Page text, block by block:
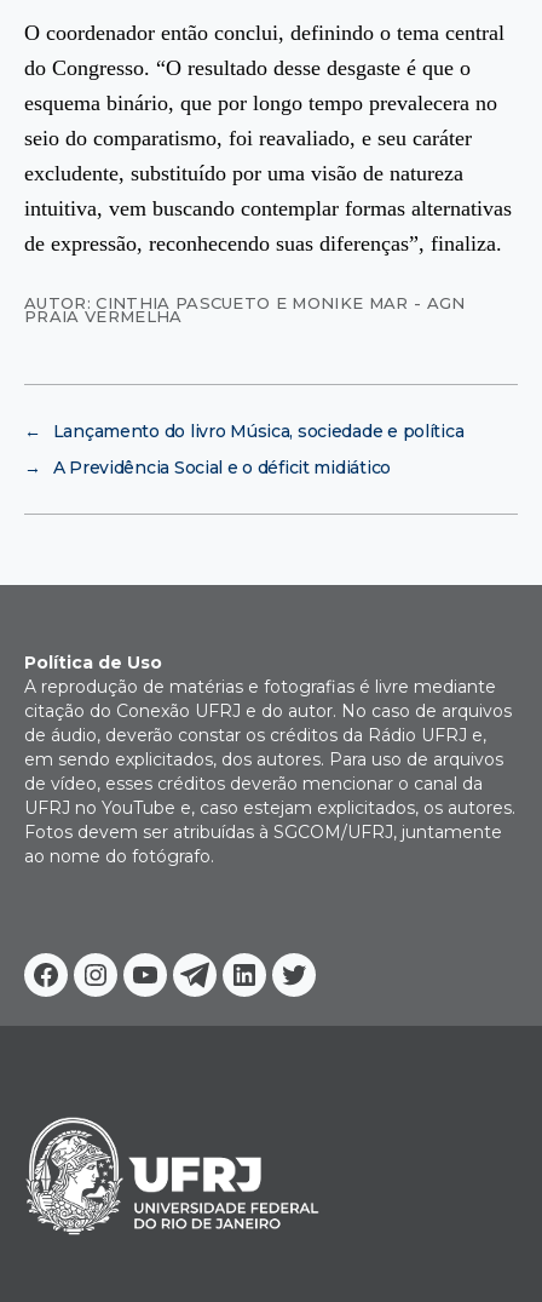
O coordenador então conclui, definindo o tema central
do Congresso. “O resultado desse desgaste é que o
esquema binário, que por longo tempo prevalecera no
seio do comparatismo, foi reavaliado, e seu caráter
excludente, substituído por uma visão de natureza
intuitiva, vem buscando contemplar formas alternativas
de expressão, reconhecendo suas diferenças”, finaliza.
AUTOR: CINTHIA PASCUETO E MONIKE MAR - AGN
PRAIA VERMELHA
←
Lançamento do livro Música, sociedade e política
→
A Previdência Social e o déficit midiático
Facebook
Instagram
YoutubeTelegram
Linkedin
Twitter
Política de Uso
A reprodução de matérias e fotografias é livre mediante
citação do Conexão UFRJ e do autor. No caso de arquivos
de áudio, deverão constar os créditos da Rádio UFRJ e,
em sendo explicitados, dos autores. Para uso de arquivos
de vídeo, esses créditos deverão mencionar o canal da
UFRJ no YouTube e, caso estejam explicitados, os autores.
Fotos devem ser atribuídas à SGCOM/UFRJ, juntamente
ao nome do fotógrafo.